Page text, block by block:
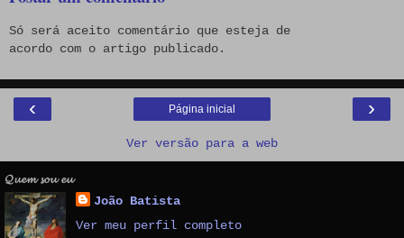
Só será aceito comentário que esteja de
acordo com o artigo publicado.
‹ ›
Página inicial
Ver versão para a web
𝓠𝓾𝓮𝓶 𝓼𝓸𝓾 𝓮𝓾
João Batista
Ver meu perfil completo